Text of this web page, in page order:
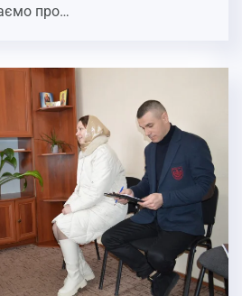
про…